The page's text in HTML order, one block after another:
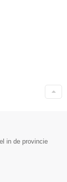
in de provincie